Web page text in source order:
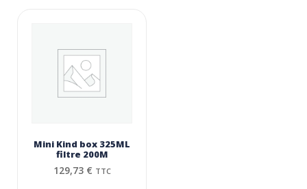
Mini Kind box 325ML
filtre 200Μ
129,73 € TTC